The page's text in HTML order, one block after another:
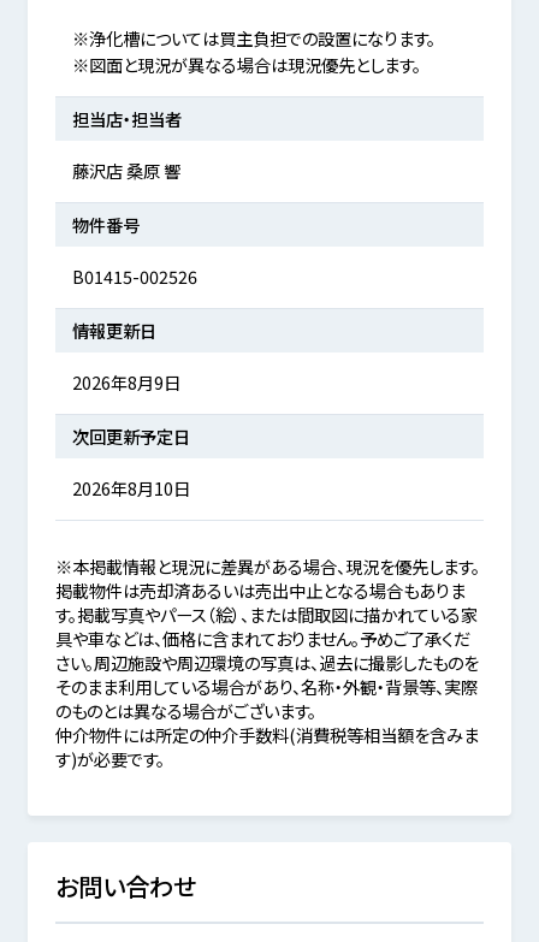
※浄化槽については買主負担での設置になります。
※図面と現況が異なる場合は現況優先とします。
担当店・担当者
藤沢店 桑原 響
物件番号
B01415-002526
情報更新日
2026年8月9日
次回更新予定日
2026年8月10日
※本掲載情報と現況に差異がある場合、現況を優先します。
掲載物件は売却済あるいは売出中止となる場合もありま
す。掲載写真やパース（絵）、または間取図に描かれている家
具や車などは、価格に含まれておりません。予めご了承くだ
さい。周辺施設や周辺環境の写真は、過去に撮影したものを
そのまま利用している場合があり、名称・外観・背景等、実際
のものとは異なる場合がございます。
仲介物件には所定の仲介手数料(消費税等相当額を含みま
す)が必要です。
お問い合わせ